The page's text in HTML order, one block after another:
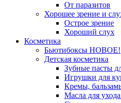
От паразитов
Хорошее зрение и
Острое зрение
Хороший слух
Косметика
Бьютибоксы НОВОЕ!
Детская косметика
Зубные пасты
Игрушки для
Кремы,
Масла для